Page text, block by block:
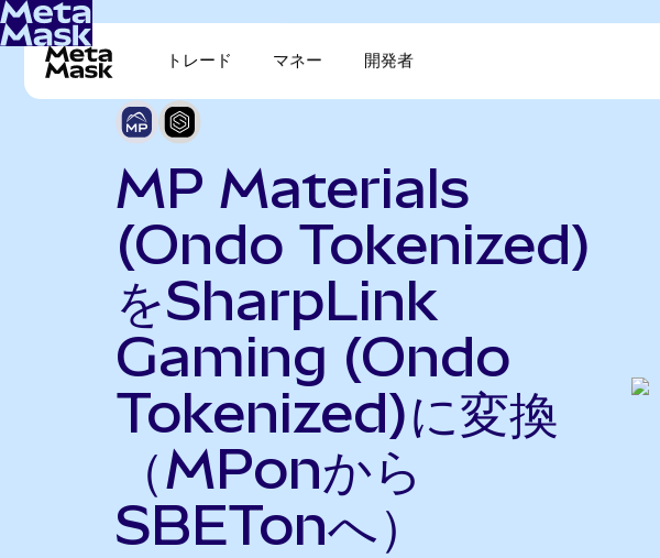
トレード マネー 開発者
MP Materials
(Ondo Tokenized)
をSharpLink
Gaming (Ondo
Tokenized)に変換
（MPonから
SBETonへ）